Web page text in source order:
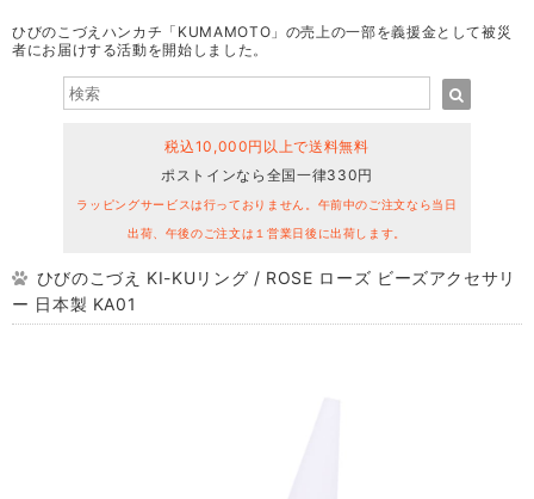
ひびのこづえハンカチ「KUMAMOTO」の売上の一部を義援金として被災
者にお届けする活動を開始しました。
税込10,000円以上で送料無料
ポストインなら全国一律330円
ラッピングサービスは行っておりません。午前中のご注文なら当日
出荷、午後のご注文は１営業日後に出荷します。
ひびのこづえ KI-KUリング / ROSE ローズ ビーズアクセサリ
ー 日本製 KA01